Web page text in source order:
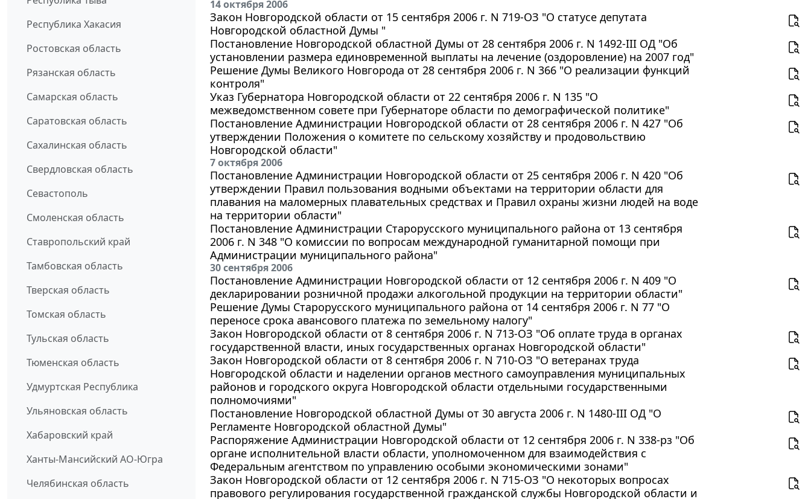
Республика Хакасия
Ростовская область
Рязанская область
Самарская область
Саратовская область
Сахалинская область
Свердловская область
Севастополь
Смоленская область
Ставропольский край
Тамбовская область
Тверская область
Томская область
Тульская область
Тюменская область
Удмуртская Республика
Ульяновская область
Хабаровский край
Ханты-Мансийский АО-Югра
Челябинская область
14 октября 2006
Закон Новгородской области от 15 сентября 2006 г. N 719-ОЗ "О статусе депутата
Новгородской областной Думы "
Постановление Новгородской областной Думы от 28 сентября 2006 г. N 1492-III ОД "Об
установлении размера единовременной выплаты на лечение (оздоровление) на 2007 год"
Решение Думы Великого Новгорода от 28 сентября 2006 г. N 366 "О реализации функций
контроля"
Указ Губернатора Новгородской области от 22 сентября 2006 г. N 135 "О
межведомственном совете при Губернаторе области по демографической политике"
Постановление Администрации Новгородской области от 28 сентября 2006 г. N 427 "Об
утверждении Положения о комитете по сельскому хозяйству и продовольствию
Новгородской области"
7 октября 2006
Постановление Администрации Новгородской области от 25 сентября 2006 г. N 420 "Об
утверждении Правил пользования водными объектами на территории области для
плавания на маломерных плавательных средствах и Правил охраны жизни людей на воде
на территории области"
Постановление Администрации Старорусского муниципального района от 13 сентября
2006 г. N 348 "О комиссии по вопросам международной гуманитарной помощи при
Администрации муниципального района"
30 сентября 2006
Постановление Администрации Новгородской области от 12 сентября 2006 г. N 409 "О
декларировании розничной продажи алкогольной продукции на территории области"
Решение Думы Старорусского муниципального района от 14 сентября 2006 г. N 77 "О
переносе срока авансового платежа по земельному налогу"
Закон Новгородской области от 8 сентября 2006 г. N 713-ОЗ "Об оплате труда в органах
государственной власти, иных государственных органах Новгородской области"
Закон Новгородской области от 8 сентября 2006 г. N 710-ОЗ "О ветеранах труда
Новгородской области и наделении органов местного самоуправления муниципальных
районов и городского округа Новгородской области отдельными государственными
полномочиями"
Постановление Новгородской областной Думы от 30 августа 2006 г. N 1480-III ОД "О
Регламенте Новгородской областной Думы"
Распоряжение Администрации Новгородской области от 12 сентября 2006 г. N 338-рз "Об
органе исполнительной власти области, уполномоченном для взаимодействия с
Федеральным агентством по управлению особыми экономическими зонами"
Закон Новгородской области от 12 сентября 2006 г. N 715-ОЗ "О некоторых вопросах
правового регулирования государственной гражданской службы Новгородской области и